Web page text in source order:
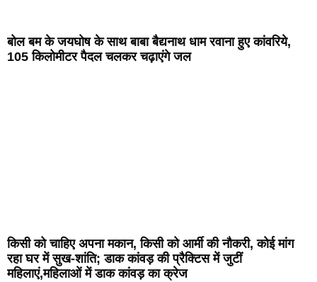
बोल बम के जयघोष के साथ बाबा बैद्यनाथ धाम रवाना हुए कांवरिये,
105 किलोमीटर पैदल चलकर चढ़ाएंगे जल
किसी को चाहिए अपना मकान, किसी को आर्मी की नौकरी, कोई मांग
रहा घर में सुख-शांति; डाक कांवड़ की प्रैक्टिस में जुटीं
महिलाएं,महिलाओं में डाक कांवड़ का क्रेज